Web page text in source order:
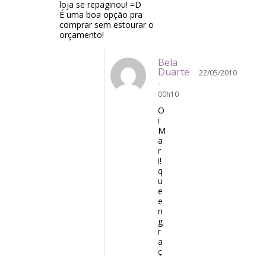
loja se repaginou! =D
É uma boa opção pra
comprar sem estourar o
orçamento!
Bela
Duarte
22/05/2010
-
00h10
O
i
M
a
r
i!
q
u
e
e
n
g
r
a
ç